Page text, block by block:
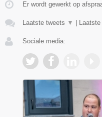
Er wordt gewerkt op
Laatste tweets ▼
Sociale media: